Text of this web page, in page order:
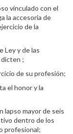
vinculado con el
la accesoria de
de la
Ley y de las
;
de su profesión;
el honor y la
lapso mayor de seis
dentro de los
profesional;